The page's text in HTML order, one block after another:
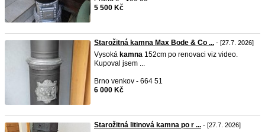
5 500 Kč
Starožitná kamna Max Bode & Co ... - [27.7. 2026]
Vysoká kamna 152cm po renovaci viz video.
Kupoval jsem ...
Brno venkov - 664 51
6 000 Kč
Starožitná litinová kamna po r ... - [27.7. 2026]